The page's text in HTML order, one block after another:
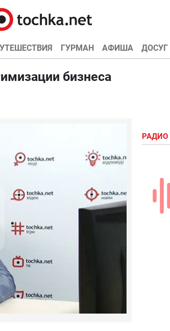
ГУРМАН АФИША ДОСУГ
бизнеса
РАДИО